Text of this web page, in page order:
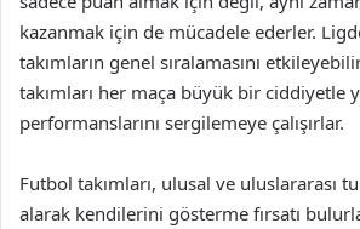
kazanmak için de mücadele ederler.
takımların genel sıralamasını
takımları her maça büyük bir ciddiyetle
performanslarını sergilemeye çalışırlar.
Futbol takımları, ulusal ve uluslararası
alarak kendilerini gösterme fırsatı